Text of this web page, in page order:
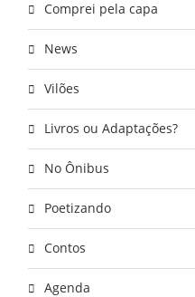
Comprei pela capa
News
Vilões
Livros ou Adaptações?
No Ônibus
Poetizando
Contos
Agenda